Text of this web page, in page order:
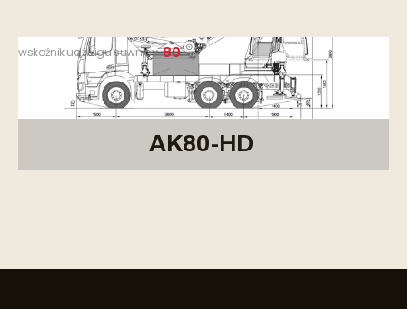
wskaźnik udźwigu suwnicy 80
AK80-HD